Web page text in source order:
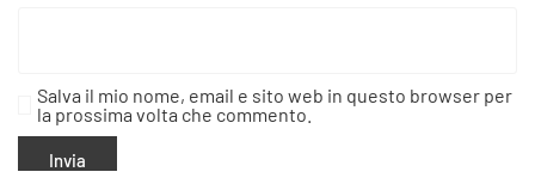
Salva il mio nome, email e sito web in questo browser per
la prossima volta che commento.